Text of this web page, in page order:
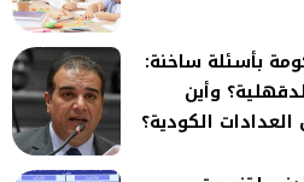
بأسئلة ساخنة:
وأين
الكودية؟